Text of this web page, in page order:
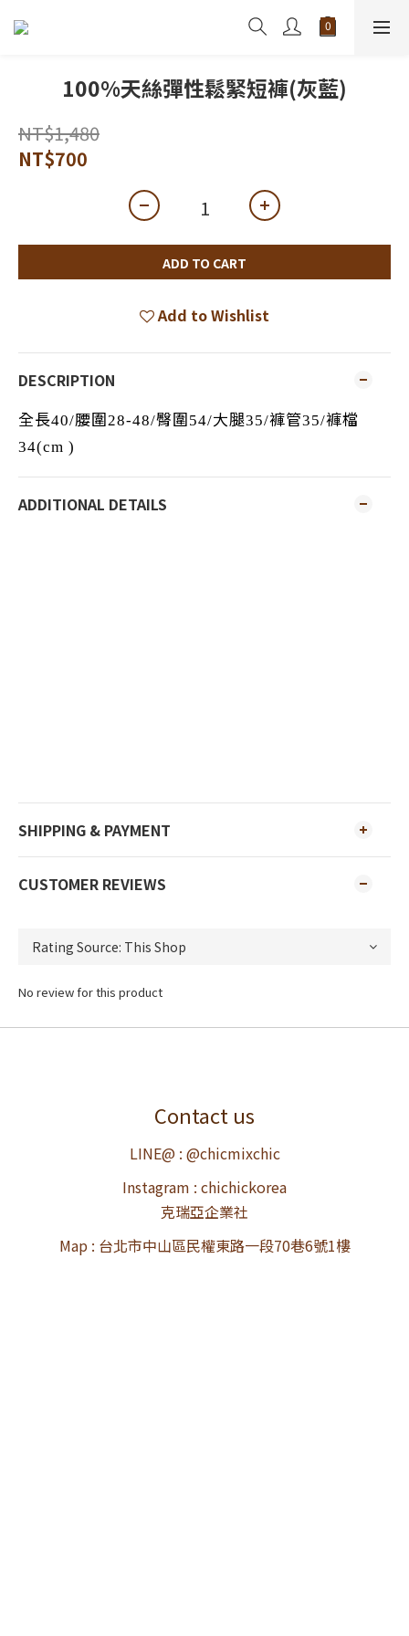
100%天絲彈性鬆緊短褲(灰藍)
NT$1,480
NT$700
ADD TO CART
Add to Wishlist
DESCRIPTION
全長40/腰圍28-48/臀圍54/大腿35/褲管35/褲檔
34(cm )
ADDITIONAL DETAILS
SHIPPING & PAYMENT
CUSTOMER REVIEWS
No review for this product
Contact us
LINE@ : @chicmixchic
Instagram : chichickorea
克瑞亞企業社
Map : 台北市中山區民權東路一段70巷6號1樓